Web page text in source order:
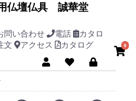
仏壇仏具 誠華堂
問い合わせ 電話
カタロ
文
アクセス カタログ 0